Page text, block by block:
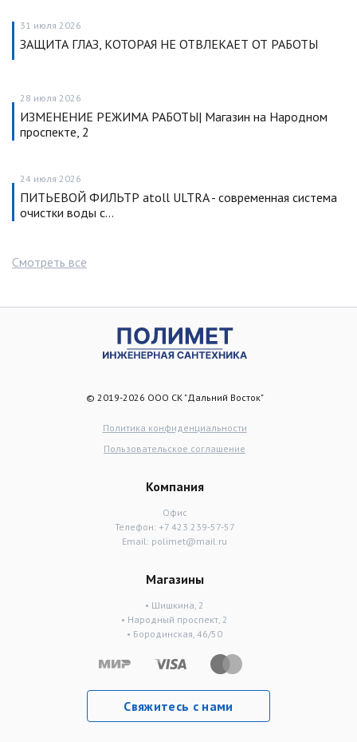
31 июля 2026
ЗАЩИТА ГЛАЗ, КОТОРАЯ НЕ ОТВЛЕКАЕТ ОТ РАБОТЫ
28 июля 2026
ИЗМЕНЕНИЕ РЕЖИМА РАБОТЫ| Магазин на Народном
проспекте, 2
24 июля 2026
ПИТЬЕВОЙ ФИЛЬТР atoll ULTRA - современная система
очистки воды с…
Смотреть все
© 2019-2026 ООО СК "Дальний Восток"
Политика конфиденциальности
Пользовательское соглашение
Компания
Офис
Телефон: +7 423 239-57-57
Email: polimet@mail.ru
Магазины
• Шишкина, 2
• Народный проспект, 2
• Бородинская, 46/50
Свяжитесь с нами